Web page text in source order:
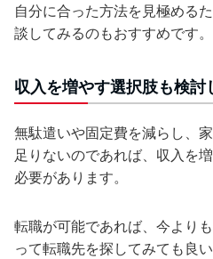
自分に合った方法を見極める
談してみるのもおすすめです。
収入を増やす選択肢も検討
無駄遣いや固定費を減らし、
足りないのであれば、収入を
必要があります。
転職が可能であれば、今より
って転職先を探してみても良